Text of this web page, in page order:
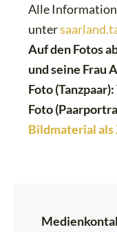
Alle
unter
Auf den Fotos
und seine Frau
Foto
Foto
Bildmaterial